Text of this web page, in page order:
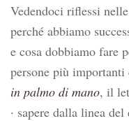
Vedendoci riflessi
perché abbiamo
e cosa dobbiamo fare
persone più
in palmo di mano, il
· sapere dalla linea